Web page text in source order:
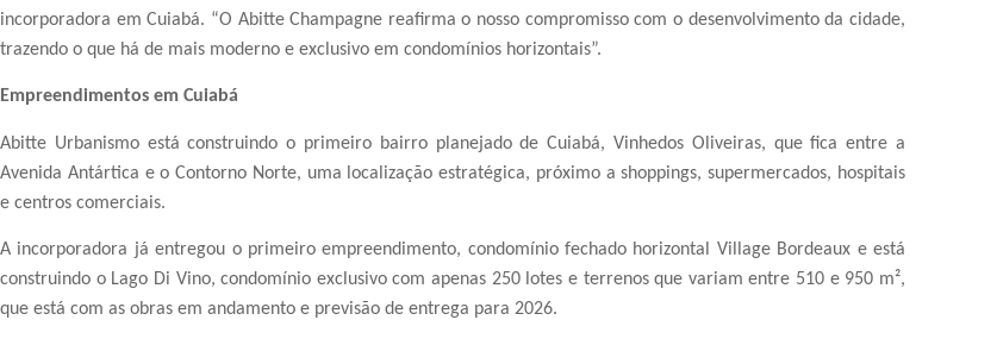
incorporadora em Cuiabá. “O Abitte Champagne reafirma o nosso compromisso com o desenvolvimento da cidade,
trazendo o que há de mais moderno e exclusivo em condomínios horizontais”.
Empreendimentos em Cuiabá
Abitte Urbanismo está construindo o primeiro bairro planejado de Cuiabá, Vinhedos Oliveiras, que fica entre a
Avenida Antártica e o Contorno Norte, uma localização estratégica, próximo a shoppings, supermercados, hospitais
e centros comerciais.
A incorporadora já entregou o primeiro empreendimento, condomínio fechado horizontal Village Bordeaux e está
construindo o Lago Di Vino, condomínio exclusivo com apenas 250 lotes e terrenos que variam entre 510 e 950 m²,
que está com as obras em andamento e previsão de entrega para 2026.